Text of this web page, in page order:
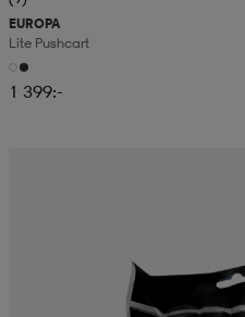
EUROPA
Lite Pushcart
1 399:-